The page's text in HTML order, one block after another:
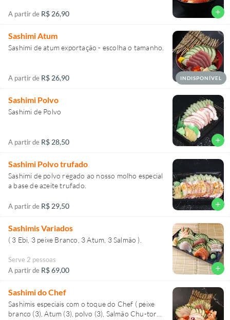
A partir de R$ 26,90 add
Sashimi Atum
Sashimi de atum exportação - escolha o tamanho.
A partir de R$ 26,90 INDISPONÍVEL
Sashimi Polvo
Sashimi de Polvo
A partir de R$ 28,50 add
Sashimi Polvo trufado
Sashimi de polvo regado ao nosso molho especial
a base de azeite trufado.
A partir de R$ 29,50 add
Sashimis Variados
( 3 Ebi, 3 peixe Branco, 3 Atum, 3 Salmão ).
Serve 2 pessoas
A partir de R$ 69,00 add
Sashimi do Chef
Sashimis especiais com o toque do Chef ( peixe
branco (3), Atum (3), polvo (3), Salmão Chu-toro